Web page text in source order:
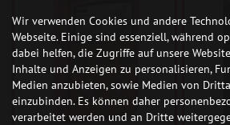
Wir verwenden Cookies und andere
Webseite. Einige sind essenziell, während
dabei helfen, die Zugriffe auf unsere
Inhalte und Anzeigen zu personalisieren,
Medien anzubieten, sowie Medien von
einzubinden. Es können daher
verarbeitet werden und an Dritte